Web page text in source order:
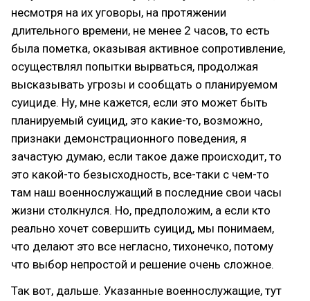
несмотря на их уговоры, на протяжении
длительного времени, не менее 2 часов, то есть
была пометка, оказывая активное сопротивление,
осуществлял попытки вырваться, продолжая
высказывать угрозы и сообщать о планируемом
суициде. Ну, мне кажется, если это может быть
планируемый суицид, это какие-то, возможно,
признаки демонстрационного поведения, я
зачастую думаю, если такое даже происходит, то
это какой-то безысходность, все-таки с чем-то
там наш военнослужащий в последние свои часы
жизни столкнулся. Но, предположим, а если кто
реально хочет совершить суицид, мы понимаем,
что делают это все негласно, тихонечко, потому
что выбор непростой и решение очень сложное.
Так вот, дальше. Указанные военнослужащие, тут